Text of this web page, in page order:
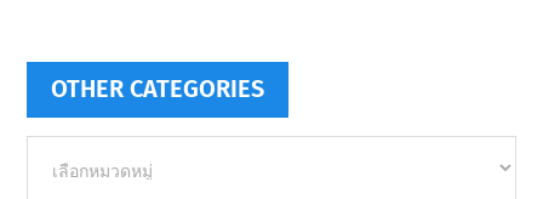
OTHER CATEGORIES
categories